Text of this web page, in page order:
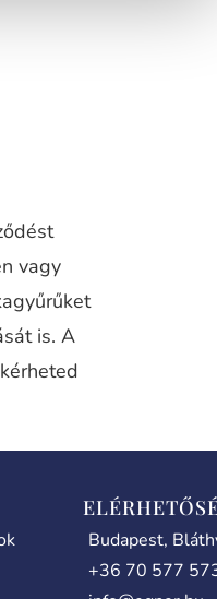
vagy
is. A
Budapest,
+36 70 577